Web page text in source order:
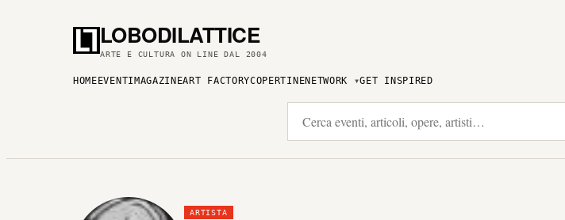
LOBODILATTICE
ARTE E CULTURA ON LINE DAL 2004
HOME EVENTI MAGAZINEART FACTORYCOPERTINENETWORK GET INSPIRED
ARTISTA